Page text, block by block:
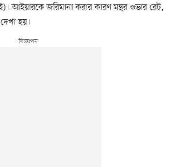
আইয়ারকে জরিমানা করার কারণ মন্থর ওভার রেট,
হয়।